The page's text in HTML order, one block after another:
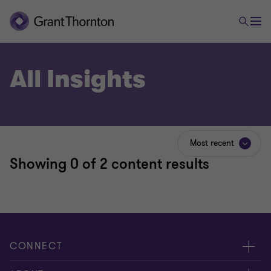
All Insights
Showing 0 of 2 content results
Most recent
CONNECT